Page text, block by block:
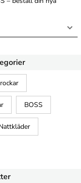
BOSS